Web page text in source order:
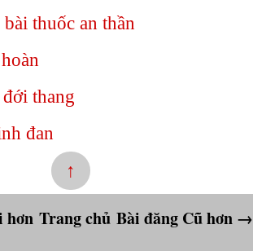
thuốc an thần
thang
đan
↑
hơn Bài đăng Cũ hơn →
Trang chủ